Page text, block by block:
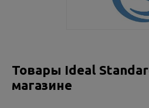
Товары Ideal
магазине